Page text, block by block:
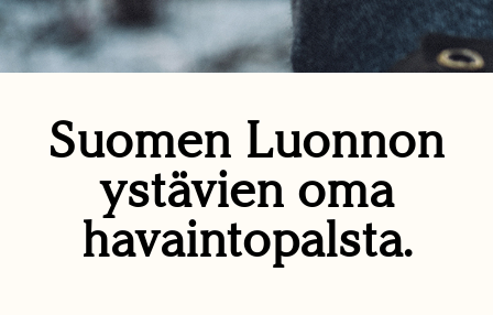
Suomen Luonnon
ystävien oma
havaintopalsta.